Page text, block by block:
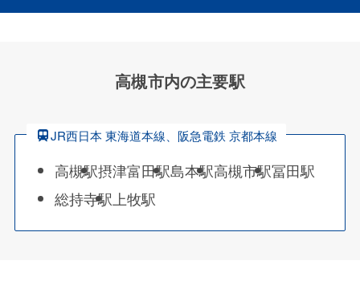
高槻市内の主要駅
JR西日本 東海道本線、阪急電鉄 京都本線
高槻駅摂津富田駅島本駅高槻市駅冨田駅
総持寺駅 上牧駅